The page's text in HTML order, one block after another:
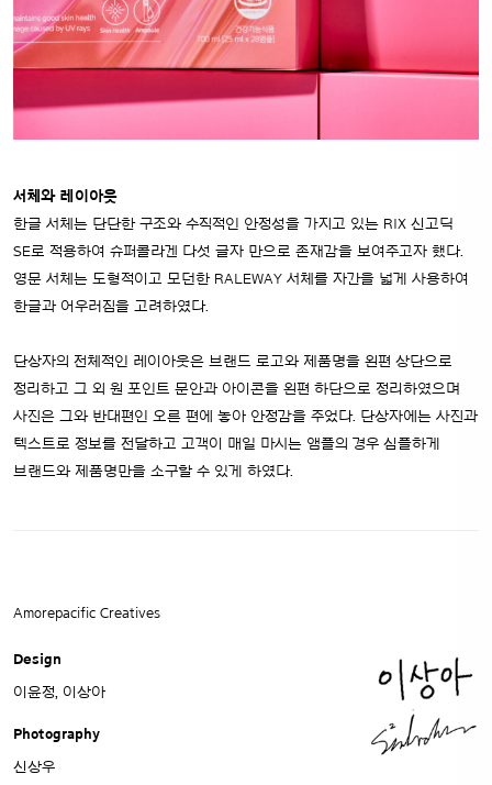
서체와 레이아웃
한글 서체는 단단한 구조와 수직적인 안정성을 가지고 있는 RIX 신고딕
SE로 적용하여 슈퍼콜라겐 다섯 글자 만으로 존재감을 보여주고자 했다.
영문 서체는 도형적이고 모던한 RALEWAY 서체를 자간을 넓게 사용하여
한글과 어우러짐을 고려하였다.
단상자의 전체적인 레이아웃은 브랜드 로고와 제품명을 왼편 상단으로
정리하고 그 외 원 포인트 문안과 아이콘을 왼편 하단으로 정리하였으며
사진은 그와 반대편인 오른 편에 놓아 안정감을 주었다. 단상자에는 사진과
텍스트로 정보를 전달하고 고객이 매일 마시는 앰플의 경우 심플하게
브랜드와 제품명만을 소구할 수 있게 하였다.
Amorepacific Creatives
Design
이윤정, 이상아
Photography
신상우